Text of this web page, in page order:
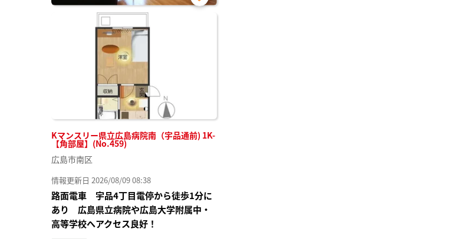
Kマンスリー県立広島病院南（宇品通前) 1K-
【角部屋】(No.459)
お気
広島市南区
情報更新日 2026/08/09 08:38
路面電車 宇品4丁目電停から徒歩1分に
あり 広島県立病院や広島大学附属中・
高等学校へアクセス良好！